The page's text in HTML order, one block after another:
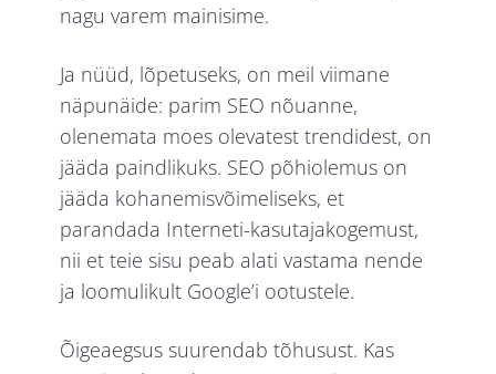
nagu varem mainisime.
Ja nüüd, lõpetuseks, on meil viimane
näpunäide: parim SEO nõuanne,
olenemata moes olevatest trendidest, on
jääda paindlikuks. SEO põhiolemus on
jääda kohanemisvõimeliseks, et
parandada Interneti-kasutajakogemust,
nii et teie sisu peab alati vastama nende
ja loomulikult Google’i ootustele.
Õigeaegsus suurendab tõhusust. Kas